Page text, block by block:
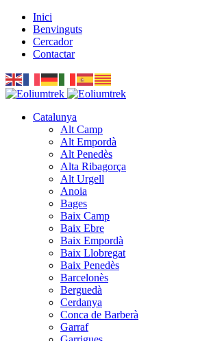
Inici
Benvinguts
Cercador
Contactar
Catalunya
Alt Camp
Alt Empordà
Alt Penedès
Alta Ribagorça
Alt Urgell
Anoia
Bages
Baix Camp
Baix Ebre
Baix Empordà
Baix Llobregat
Baix Penedès
Barcelonès
Berguedà
Cerdanya
Conca de Barberà
Garraf